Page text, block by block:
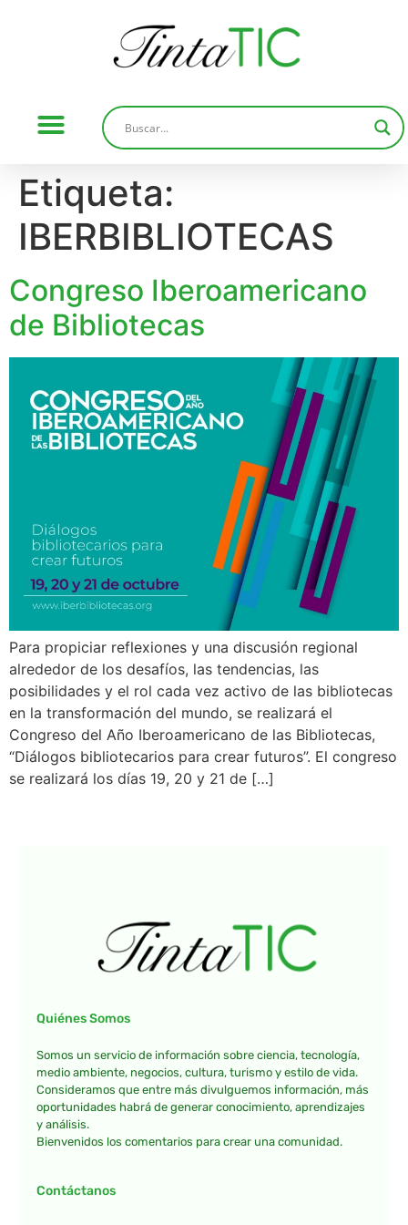
Etiqueta:
IBERBIBLIOTECAS
Congreso Iberoamericano
de Bibliotecas
Para propiciar reflexiones y una discusión regional
alrededor de los desafíos, las tendencias, las
posibilidades y el rol cada vez activo de las bibliotecas
en la transformación del mundo, se realizará el
Congreso del Año Iberoamericano de las Bibliotecas,
“Diálogos bibliotecarios para crear futuros”. El congreso
se realizará los días 19, 20 y 21 de […]
Quiénes Somos
Somos un servicio de información sobre ciencia, tecnología,
medio ambiente, negocios, cultura, turismo y estilo de vida.
Consideramos que entre más divulguemos información, más
oportunidades habrá de generar conocimiento, aprendizajes
y análisis.
Bienvenidos los comentarios para crear una comunidad.
Contáctanos